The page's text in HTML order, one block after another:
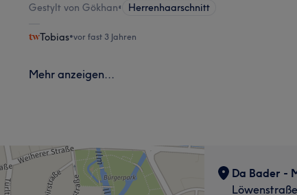
Gestylt von Gökhan• Herrenhaarschnitt
Tobias•vor fast 3 Jahren
Mehr anzeigen...
Da Bader -